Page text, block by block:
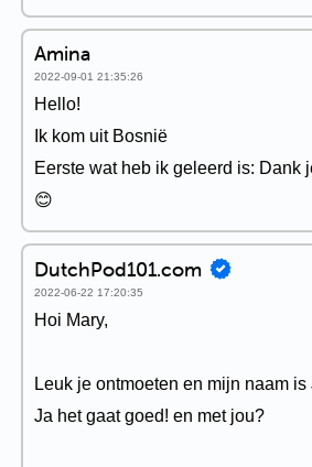
Amina
2022-09-01 21:35:26
Hello!
Ik kom uit Bosnië
Eerste wat heb ik geleerd is: Dank
😊
DutchPod101.com
2022-06-22 17:20:35
Hoi Mary,
Leuk je ontmoeten en mijn naam is
Ja het gaat goed! en met jou?